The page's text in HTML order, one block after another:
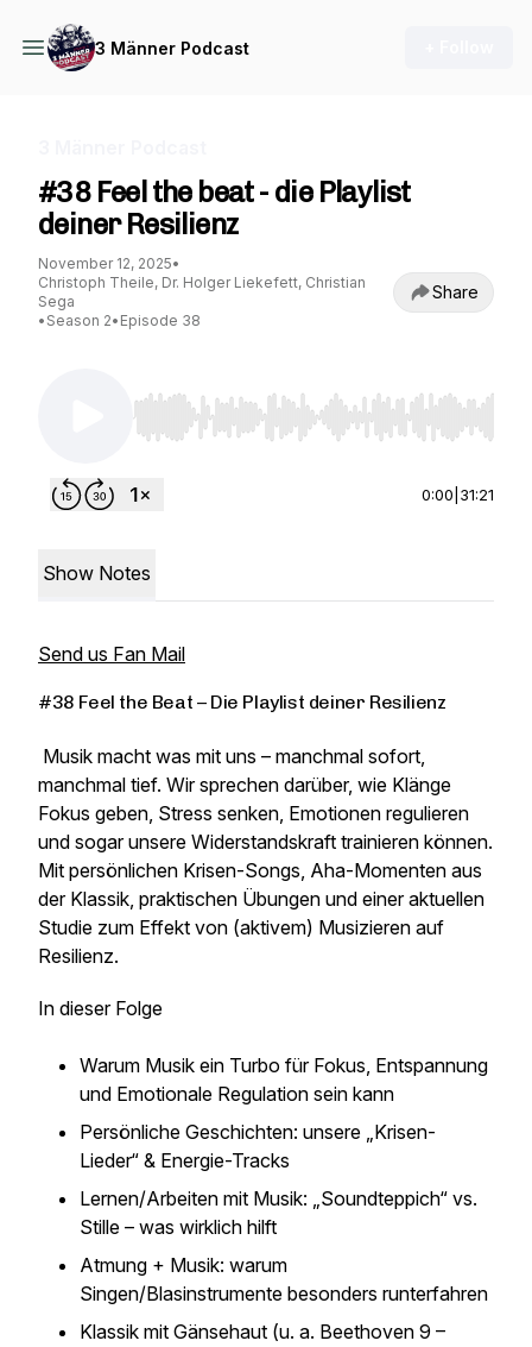
3 Männer Podcast
#38 Feel the beat - die Playlist
deiner Resilienz
November 12, 2025•
Christoph Theile, Dr. Holger Liekefett, Christian
Sega
• Season 2• Episode 38
Share
Use Left/Right to seek, Home/End to jump to
0:00 31:21
Show Notes
Send us Fan Mail
#38 Feel the Beat – Die Playlist deiner Resilienz
Musik macht was mit uns – manchmal sofort,
manchmal tief. Wir sprechen darüber, wie Klänge
Fokus geben, Stress senken, Emotionen regulieren
und sogar unsere Widerstandskraft trainieren können.
Mit persönlichen Krisen-Songs, Aha-Momenten aus
der Klassik, praktischen Übungen und einer aktuellen
Studie zum Effekt von (aktivem) Musizieren auf
Resilienz.
In dieser Folge
Warum Musik ein Turbo für Fokus, Entspannung
und Emotionale Regulation sein kann
Persönliche Geschichten: unsere „Krisen-
Lieder“ & Energie-Tracks
Lernen/Arbeiten mit Musik: „Soundteppich“ vs.
Stille – was wirklich hilft
Atmung + Musik: warum
Singen/Blasinstrumente besonders runterfahren
Klassik mit Gänsehaut (u. a. Beethoven 9 –